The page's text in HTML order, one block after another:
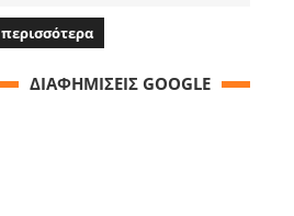
περισσότερα
ΔΙΑΦΗΜΙΣΕΙΣ GOOGLE